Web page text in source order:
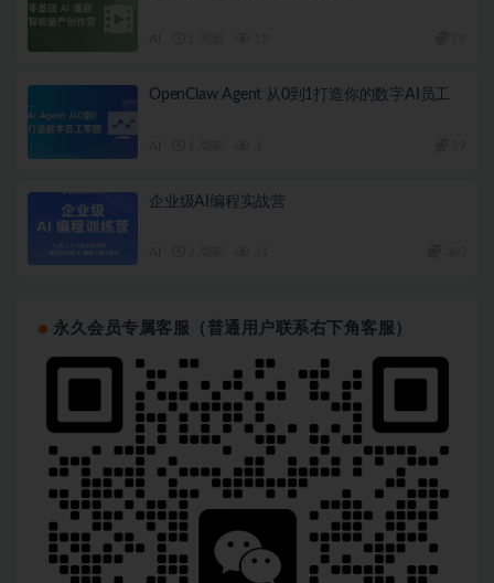
OpenClaw Agent 从0到1打造你的数字AI员工
企业级AI编程实战营
永久会员专属客服（普通用户联系右下角客服）